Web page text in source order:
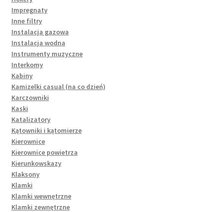
Impregnaty
Inne filtry
Instalacja gazowa
Instalacja wodna
Instrumenty muzyczne
Interkomy
Kabiny
Kamizelki casual (na co dzień)
Karczowniki
Kaski
Katalizatory
Kątowniki i kątomierze
Kierownice
Kierownice powietrza
Kierunkowskazy
Klaksony
Klamki
Klamki wewnętrzne
Klamki zewnętrzne